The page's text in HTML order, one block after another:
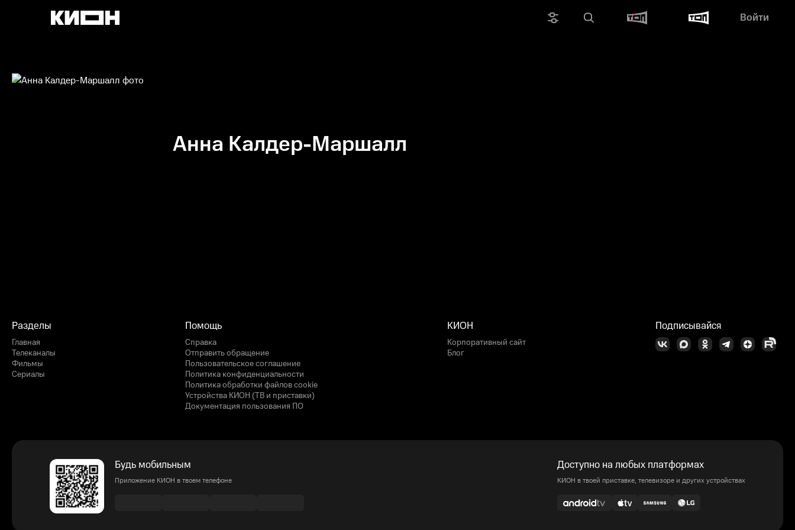
Войти
Анна Калдер-Маршалл
Разделы
Главная
Телеканалы
Фильмы
Сериалы
Помощь
Справка
Отправить обращение
Пользовательское соглашение
Политика конфиденциальности
Политика обработки файлов cookie
Устройства КИОН (ТВ и приставки)
Документация пользования ПО
КИОН
Корпоративный сайт
Блог
Подписывайся
Будь мобильным
Приложение КИОН в твоем телефоне
Доступно на любых платформах
КИОН в твоей приставке, телевизоре и других устройствах